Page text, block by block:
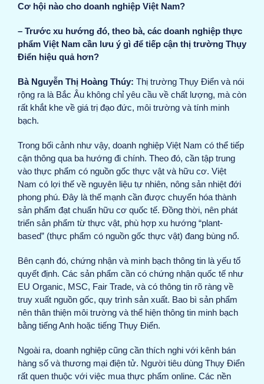
Cơ hội nào cho doanh nghiệp Việt Nam?
– Trước xu hướng đó, theo bà, các doanh nghiệp thực
phẩm Việt Nam cần lưu ý gì để tiếp cận thị trường Thụy
Điển hiệu quả hơn?
Bà Nguyễn Thị Hoàng Thúy: Thị trường Thụy Điển và nói
rộng ra là Bắc Âu không chỉ yêu cầu về chất lượng, mà còn
rất khắt khe về giá trị đạo đức, môi trường và tính minh
bạch.
Trong bối cảnh như vậy, doanh nghiệp Việt Nam có thể tiếp
cận thông qua ba hướng đi chính. Theo đó, cần tập trung
vào thực phẩm có nguồn gốc thực vật và hữu cơ. Việt
Nam có lợi thế về nguyên liệu tự nhiên, nông sản nhiệt đới
phong phú. Đây là thế mạnh cần được chuyển hóa thành
sản phẩm đạt chuẩn hữu cơ quốc tế. Đồng thời, nên phát
triển sản phẩm từ thực vật, phù hợp xu hướng “plant-
based” (thực phẩm có nguồn gốc thực vật) đang bùng nổ.
Bên cạnh đó, chứng nhận và minh bạch thông tin là yếu tố
quyết định. Các sản phẩm cần có chứng nhận quốc tế như
EU Organic, MSC, Fair Trade, và có thông tin rõ ràng về
truy xuất nguồn gốc, quy trình sản xuất. Bao bì sản phẩm
nên thân thiện môi trường và thể hiện thông tin minh bạch
bằng tiếng Anh hoặc tiếng Thụy Điển.
Ngoài ra, doanh nghiệp cũng cần thích nghi với kênh bán
hàng số và thương mại điện tử. Người tiêu dùng Thụy Điển
rất quen thuộc với việc mua thực phẩm online. Các nền